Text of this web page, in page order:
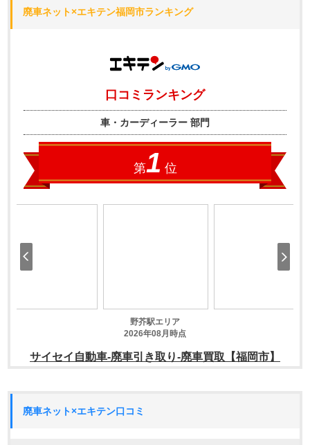
廃車ネット×エキテン福岡市ランキング
廃車ネット×エキテン口コミ